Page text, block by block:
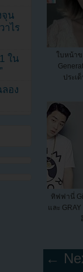
ใบหน้า
ประเ
ทิฟฟานี่
และ
←
จุน
าไร
ใน
อง